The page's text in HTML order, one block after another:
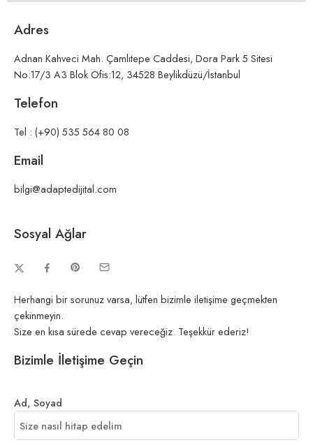
Adres
Adnan Kahveci Mah. Çamlıtepe Caddesi, Dora Park 5 Sitesi
No:17/3 A3 Blok Ofis:12, 34528 Beylikdüzü/İstanbul
Telefon
Tel : (+90) 535 564 80 08
Email
bilgi@adaptedijital.com
Sosyal Ağlar
Herhangi bir sorunuz varsa, lütfen bizimle iletişime geçmekten
çekinmeyin.
Size en kısa sürede cevap vereceğiz. Teşekkür ederiz!
Bizimle İletişime Geçin
Ad, Soyad